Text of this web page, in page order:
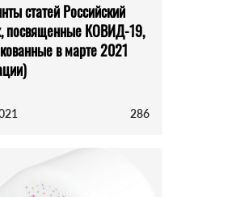
статей Российский
посвященные КОВИД-19,
в марте 2021
286